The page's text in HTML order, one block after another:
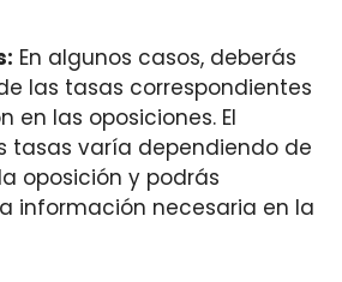
En algunos casos, deberás
las tasas correspondientes
en las oposiciones. El
tasas varía dependiendo de
oposición y podrás
información necesaria en la